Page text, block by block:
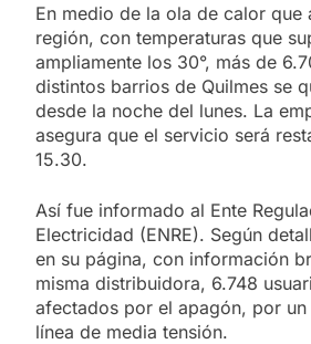
En medio de la ola de calor que
región, con temperaturas que
ampliamente los 30°, más de
distintos barrios de Quilmes se
desde la noche del lunes. La
asegura que el servicio será
15.30.
Así fue informado al Ente
Electricidad (ENRE). Según
en su página, con información
misma distribuidora, 6.748
afectados por el apagón, por
línea de media tensión.